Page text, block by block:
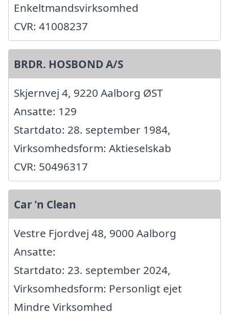
Enkeltmandsvirksomhed
CVR: 41008237
BRDR. HOSBOND A/S
Skjernvej 4, 9220 Aalborg ØST
Ansatte: 129
Startdato: 28. september 1984,
Virksomhedsform: Aktieselskab
CVR: 50496317
Car 'n Clean
Vestre Fjordvej 48, 9000 Aalborg
Ansatte:
Startdato: 23. september 2024,
Virksomhedsform: Personligt ejet
Mindre Virksomhed